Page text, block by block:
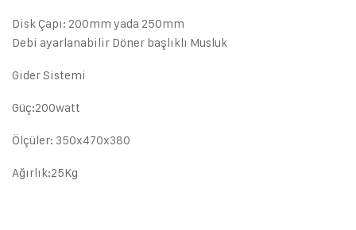
Disk Çapı: 200mm yada 250mm
Debi ayarlanabilir Döner başlıklı Musluk
Gider Sistemi
Güç:200watt
Ölçüler: 350x470x380
Ağırlık:25Kg